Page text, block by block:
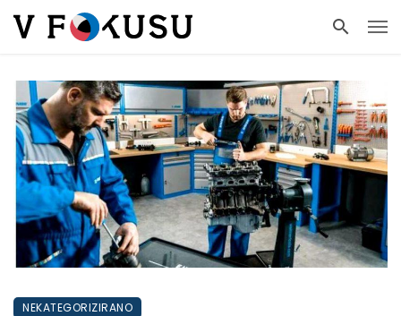
NEKATEGORIZIRANO